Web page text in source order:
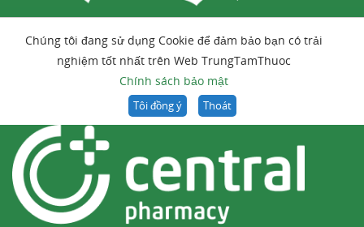
Chúng tôi đang sử dụng Cookie để đảm bảo bạn có trải
nghiệm tốt nhất trên Web TrungTamThuoc
Chính sách bảo mật
Tôi đồng ý Thoát